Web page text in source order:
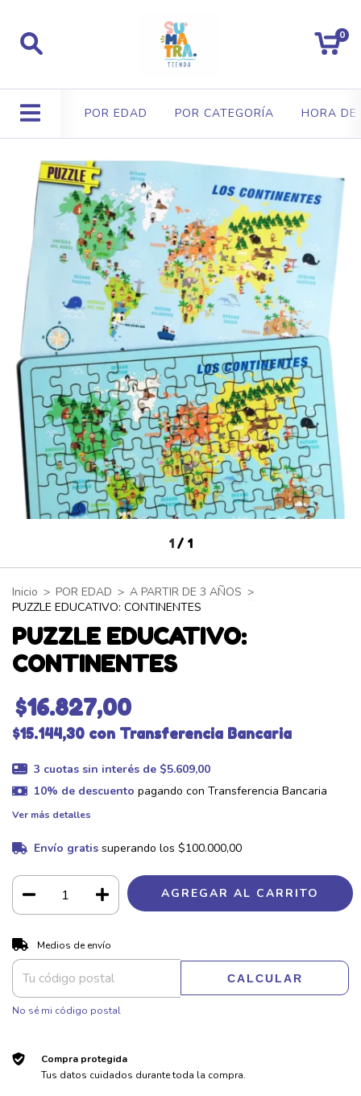
0
POR EDAD POR CATEGORÍA HORA DE
1 / 1
Inicio > POR EDAD > A PARTIR DE 3 AÑOS >
PUZZLE EDUCATIVO: CONTINENTES
PUZZLE EDUCATIVO:
CONTINENTES
$16.827,00
$15.144,30 con Transferencia Bancaria
3 cuotas sin interés de $5.609,00
10% de descuento pagando con Transferencia Bancaria
Ver más detalles
Envío gratis superando los $100.000,00
Entregas para el CP:
Medios de envío
CALCULAR
No sé mi código postal
Compra protegida
Tus datos cuidados durante toda la compra.